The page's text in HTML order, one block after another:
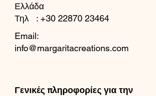
Ελλάδα
Τηλ : +30 22870 23464
Email:
info@margaritacreations.com
Γενικές πληροφορίες για την